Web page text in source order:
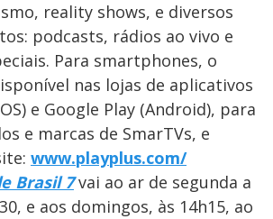
reality shows, e diversos
podcasts, rádios ao vivo e
Para smartphones, o
nas lojas de aplicativos
e Google Play (Android), para
e marcas de SmarTVs, e
www.playplus.com/
Brasil 7vai ao ar de segunda a
e aos domingos, às 14h15, ao